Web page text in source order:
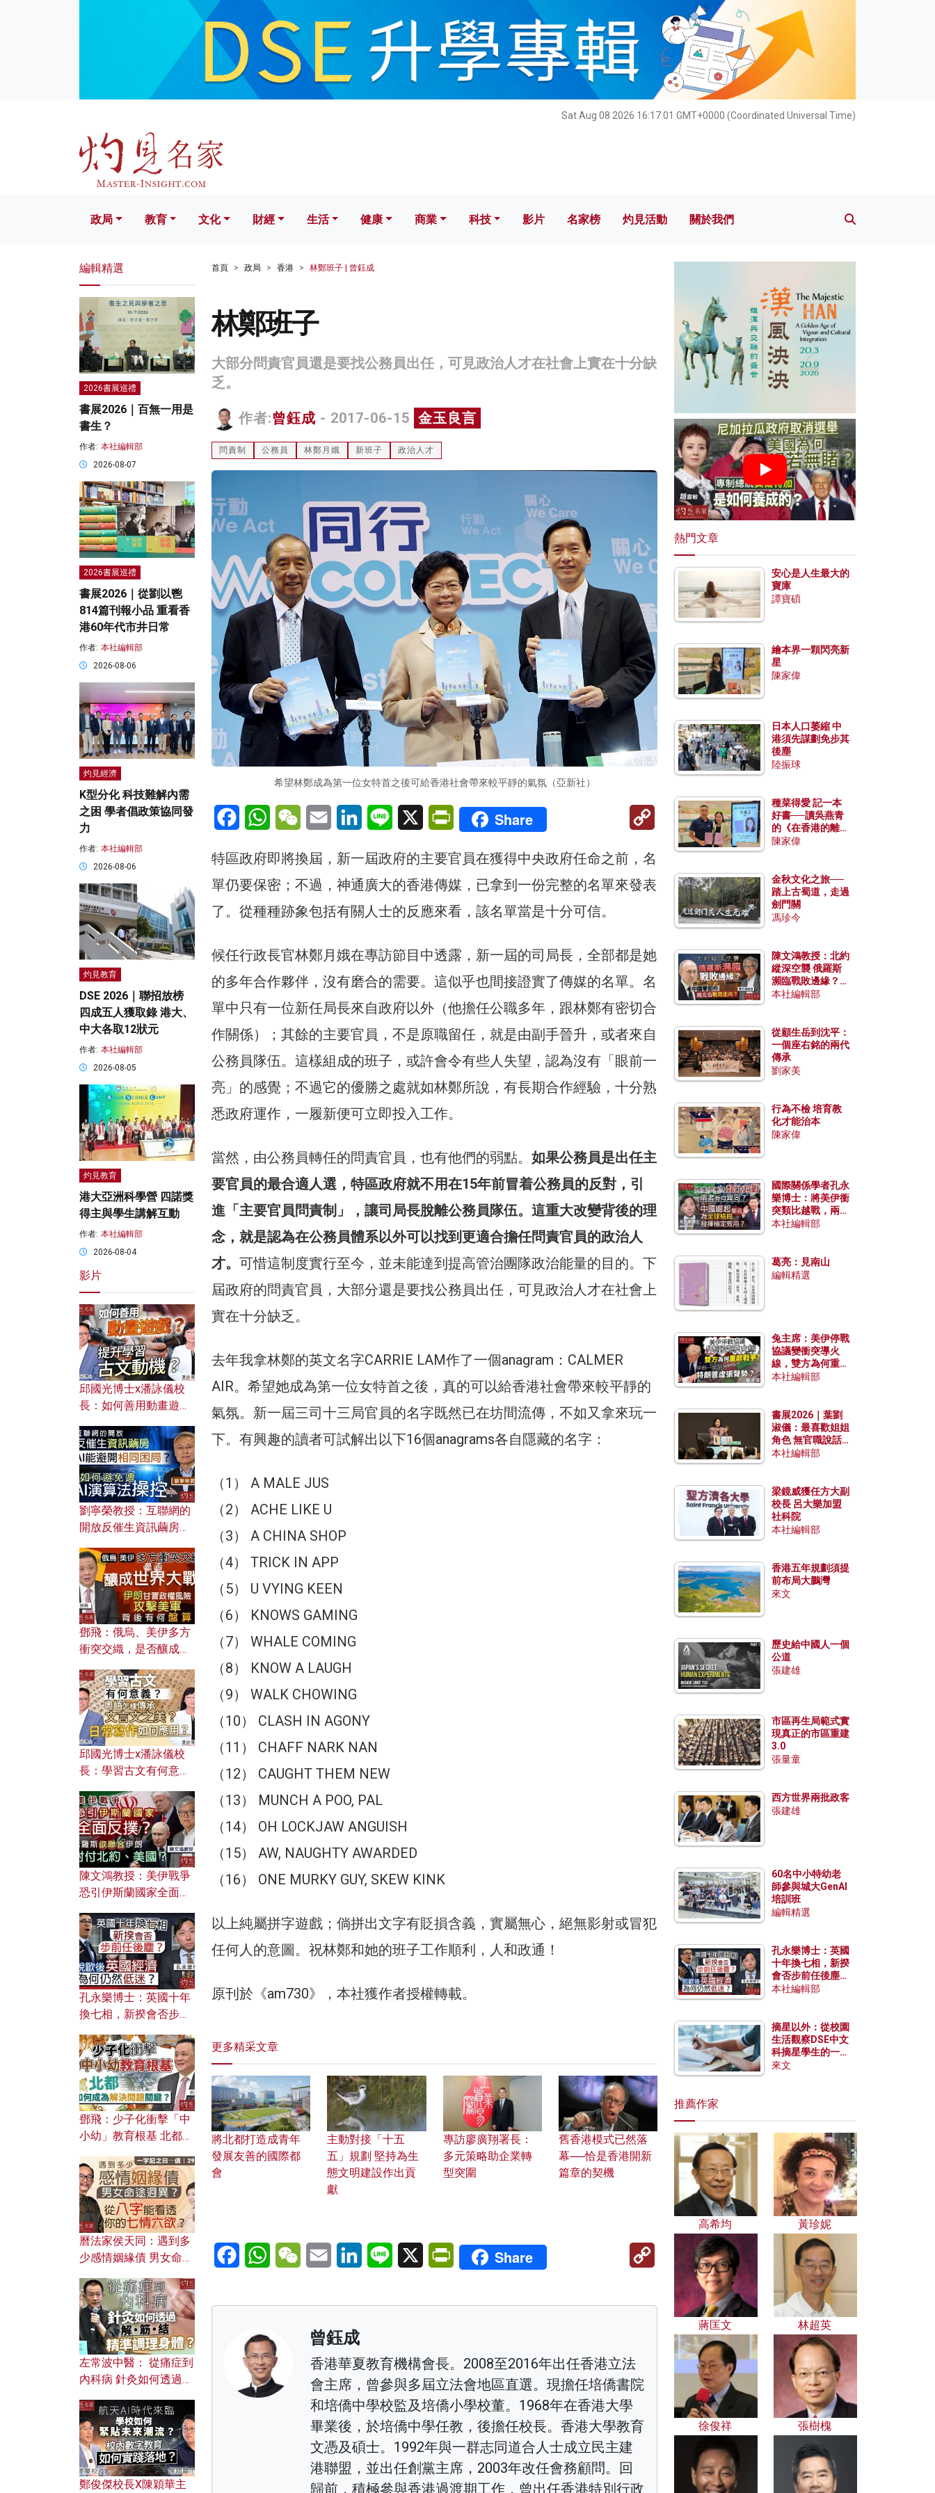
Sat Aug 08 2026 16:17:02 GMT+0000 (Coordinated Universal Time)
文化 財經 生活 健康 科技 影片 名家榜 灼見活動 關於我們
政局 教育 文化 財經 生活 健康 商業 科技 影片 名家榜 灼見活動 關於我們
首頁 政局 香港 林鄭班子 | 曾鈺成
林鄭班子
大部分問責官員還是要找公務員出任，可見政治人才在社會上實在十分缺
乏。
作者:曾鈺成 - 2017-06-15 金玉良言
問責制 公務員 林鄭月娥 新班子 政治人才
希望林鄭成為第一位女特首之後可給香港社會帶來較平靜的氣氛（亞新社）
FacebookWhatsAppWeChatEmail LinkedInLine X PrintFriendly
Share
Copy
特區政府即將換屆，新一屆政府的主要官員在獲得中央政府任命之前，名
單仍要保密；不過，神通廣大的香港傳媒，已拿到一份完整的名單來發表
了。從種種跡象包括有關人士的反應來看，該名單當是十分可信。
候任行政長官林鄭月娥在專訪節目中透露，新一屆的司局長，全部都是她
的多年合作夥伴，沒有磨合的需要。這似乎也間接證實了傳媒的名單。名
單中只有一位新任局長來自政府以外（他擔任公職多年，跟林鄭有密切合
作關係）；其餘的主要官員，不是原職留任，就是由副手晉升，或者來自
公務員隊伍。這樣組成的班子，或許會令有些人失望，認為沒有「眼前一
亮」的感覺；不過它的優勝之處就如林鄭所說，有長期合作經驗，十分熟
悉政府運作，一履新便可立即投入工作。
當然，由公務員轉任的問責官員，也有他們的弱點。 如果公務員是出任主
要官員的最合適人選，特區政府就不用在15年前冒着公務員的反對，引
進「主要官員問責制」，讓司局長脫離公務員隊伍。這重大改變背後的理
念，就是認為在公務員體系以外可以找到更適合擔任問責官員的政治人
才。 可惜這制度實行至今，並未能達到提高管治團隊政治能量的目的。下
屆政府的問責官員，大部分還是要找公務員出任，可見政治人才在社會上
實在十分缺乏。
去年我拿林鄭的英文名字CARRIE LAM作了一個anagram：CALMER
AIR。希望她成為第一位女特首之後，真的可以給香港社會帶來較平靜的
氣氛。新一屆三司十三局官員的名字既然已在坊間流傳，不如又拿來玩一
下。有興趣的讀者可試解出以下16個anagrams各自隱藏的名字：
（1） A MALE JUS
（2） ACHE LIKE U
（3） A CHINA SHOP
（4） TRICK IN APP
（5） U VYING KEEN
（6） KNOWS GAMING
（7） WHALE COMING
（8） KNOW A LAUGH
（9） WALK CHOWING
（10） CLASH IN AGONY
（11） CHAFF NARK NAN
（12） CAUGHT THEM NEW
（13） MUNCH A POO, PAL
（14） OH LOCKJAW ANGUISH
（15） AW, NAUGHTY AWARDED
（16） ONE MURKY GUY, SKEW KINK
以上純屬拼字遊戲；倘拼出文字有貶損含義，實屬無心，絕無影射或冒犯
任何人的意圖。祝林鄭和她的班子工作順利，人和政通！
原刊於《am730》，本社獲作者授權轉載。
更多精采文章
將北都打造成青年
發展友善的國際都
會
主動對接「十五
五」規劃 堅持為生
態文明建設作出貢
獻
專訪廖廣翔署長：
多元策略助企業轉
型突圍
舊香港模式已然落
幕──恰是香港開新
篇章的契機
FacebookWhatsAppWeChatEmail LinkedInLine X PrintFriendly
Share
Link
曾鈺成
香港華夏教育機構會長。2008至2016年出任香港立法
會主席，曾參與多屆立法會地區直選。現擔任培僑書院
和培僑中學校監及培僑小學校董。1968年在香港大學
畢業後，於培僑中學任教，後擔任校長。香港大學教育
文憑及碩士。1992年與一群志同道合人士成立民主建
港聯盟，並出任創黨主席，2003年改任會務顧問。回
歸前，積極參與香港過渡期工作，曾出任香港特別行政
編輯精選
2026書展巡禮
書展2026｜百無一用是
書生？
作者: 本社編輯部
2026-08-07
2026書展巡禮
書展2026｜從劉以鬯
814篇刊報小品 重看香
港60年代市井日常
作者: 本社編輯部
2026-08-06
灼見經濟
K型分化 科技難解內需
之困 學者倡政策協同發
力
作者: 本社編輯部
2026-08-06
灼見教育
DSE 2026｜聯招放榜
四成五人獲取錄 港大、
中大各取12狀元
作者: 本社編輯部
2026-08-05
灼見教育
港大亞洲科學營 四諾獎
得主與學生講解互動
作者: 本社編輯部
2026-08-04
影片
邱國光博士x潘詠儀校
長：如何善用動畫遊戲
劉寧榮教授：互聯網的
開放反催生資訊繭房，
何避免遭AI演算法操
控？
鄧飛：俄烏、美伊多方
衝突交織，是否釀成世
風險攻擊美軍，背後有
何盤算？
邱國光博士x潘詠儀校
長：學習古文有何意
文之美？ 日常寫作如何
應用？
陳文鴻教授：美伊戰爭
恐引伊斯蘭國家全面反
對付北約美國？
孔永樂博士：英國十年
換七相，新揆會否步前
濟為何仍然低迷？
鄧飛：少子化衝擊「中
小幼」教育根基 北都如
曆法家侯天同：遇到多
少感情姻緣債 男女命途
的七情六欲？
左常波中醫： 從痛症到
內科病 針灸如何透過解
鄭俊傑校長X陳穎華主
熱門文章
安心是人生最大的
寶庫
譚寶碩
繪本界一顆閃亮新
星
陳家偉
日本人口萎縮 中
港須先謀劃免步其
後塵
陸振球
種菜得愛 記一本
好書──讀吳燕青
的《在香港的離島
種菜》
陳家偉
金秋文化之旅──
踏上古蜀道，走過
劍門關
馮珍今
陳文鴻教授：北約
縱深空襲 俄羅斯
瀕臨戰敗邊緣？中
國零部件能左右戰
本社編輯部
從顧生岳到沈平：
一個座右銘的兩代
傳承
劉家美
行為不檢 培育教
化才能治本
陳家偉
國際關係學者孔永
樂博士：將美伊衝
突類比越戰，兩者
有何異同？中國崛
本社編輯部
葛亮：見南山
編輯精選
兔主席：美伊停戰
協議變衝突導火
線，雙方為何重啟
戰爭？伊朗一早洞
本社編輯部
書展2026｜葉劉
淑儀：最喜歡姐姐
角色 無官職說話
包袱少
本社編輯部
梁鏡威獲任方大副
校長 呂大樂加盟
社科院
本社編輯部
香港五年規劃須提
前布局大鵬灣
來文
歷史給中國人一個
公道
張建雄
市區再生局範式實
現真正的市區重建
3.0
張量童
西方世界兩批政客
張建雄
60名中小特幼老
師參與城大GenAI
培訓班
編輯精選
孔永樂博士：英國
十年換七相，新揆
會否步前任後塵？
脫歐後英國經濟為
本社編輯部
摘星以外：從校園
生活觀察DSE中文
科摘星學生的一點
特質
來文
推薦作家
高希均 黃珍妮
蔣匡文 林超英
徐俊祥 張樹槐